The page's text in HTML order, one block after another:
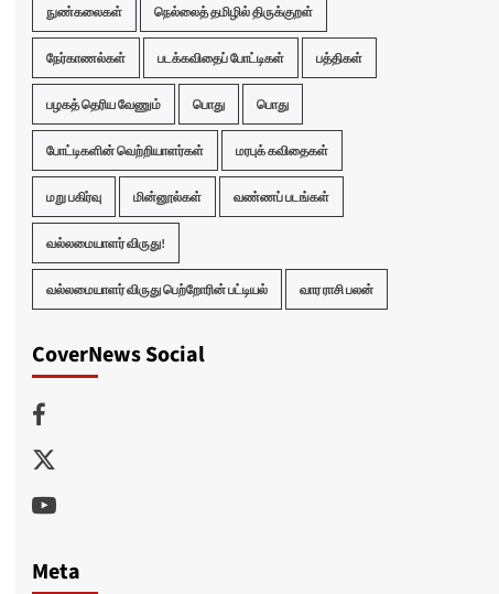
நுண்கலைகள் நெல்லைத் தமிழில் திருக்குறள்
நேர்காணல்கள் படக்கவிதைப் போட்டிகள் பத்திகள்
பழகத் தெரிய வேணும் பொது பொது
போட்டிகளின் வெற்றியாளர்கள் மரபுக் கவிதைகள்
மறு பகிர்வு மின்னூல்கள் வண்ணப் படங்கள்
வல்லமையாளர் விருது!
வல்லமையாளர் விருது பெற்றோரின் பட்டியல் வார ராசி பலன்
CoverNews Social
Facebook
Twitter
Youtube
Meta